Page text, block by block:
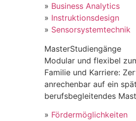
» Business Analytics
» Instruktionsdesign
» Sensorsystemtechnik
MasterStudiengänge
Modular und flexibel
Familie und Karriere:
anrechenbar auf ein
berufsbegleitendes
» Fördermöglichkeiten